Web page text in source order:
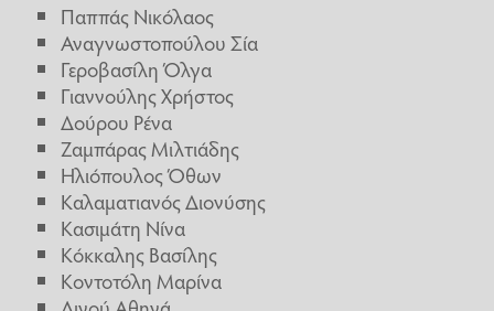
Παππάς Νικόλαος
Αναγνωστοπούλου Σία
Γεροβασίλη Όλγα
Γιαννούλης Χρήστος
Δούρου Ρένα
Ζαμπάρας Μιλτιάδης
Ηλιόπουλος Όθων
Καλαματιανός Διονύσης
Κασιμάτη Νίνα
Κόκκαλης Βασίλης
Κοντοτόλη Μαρίνα